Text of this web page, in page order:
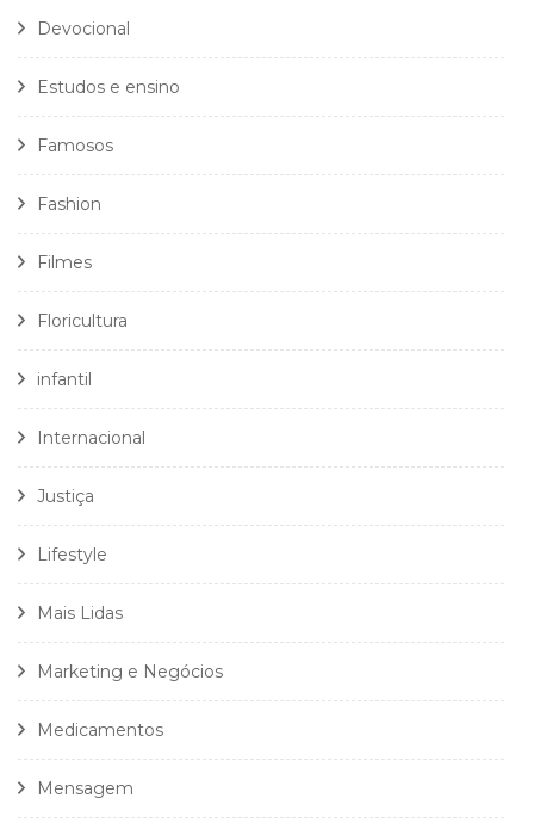
Devocional
Estudos e ensino
Famosos
Fashion
Filmes
Floricultura
infantil
Internacional
Justiça
Lifestyle
Mais Lidas
Marketing e Negócios
Medicamentos
Mensagem